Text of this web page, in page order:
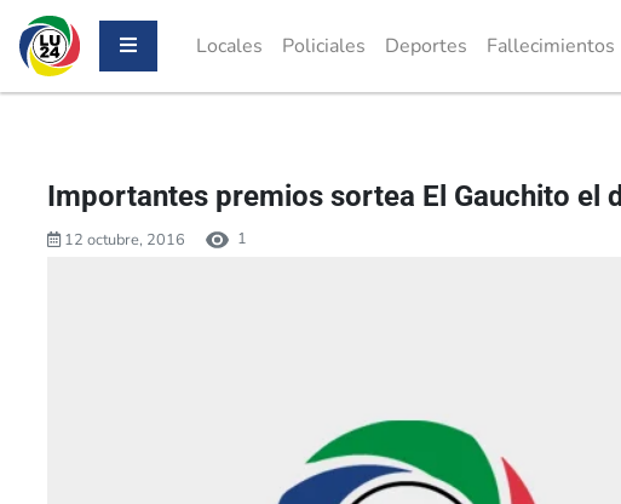
Locales Policiales Deportes Fallecimientos
Importantes premios sortea El Gauchito el
12 octubre, 2016 1